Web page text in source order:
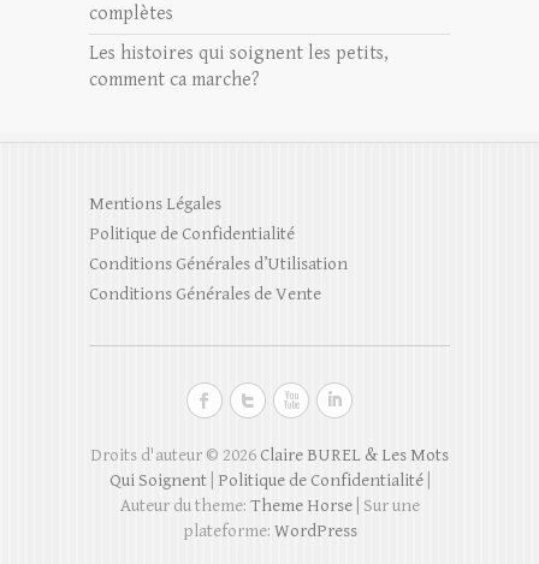
complètes
Les histoires qui soignent les petits,
comment ca marche?
Mentions Légales
Politique de Confidentialité
Conditions Générales d’Utilisation
Conditions Générales de Vente
Droits d'auteur © 2026 Claire BUREL & Les Mots
Qui Soignent| Politique de Confidentialité|
Auteur du theme: Theme Horse| Sur une
plateforme: WordPress